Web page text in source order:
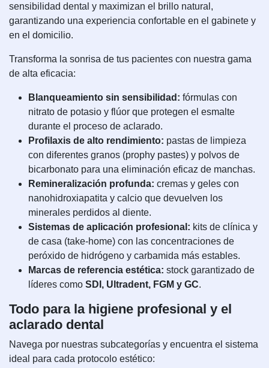
sensibilidad dental y maximizan el brillo natural,
garantizando una experiencia confortable en el gabinete y
en el domicilio.
Transforma la sonrisa de tus pacientes con nuestra gama
de alta eficacia:
Blanqueamiento sin sensibilidad: fórmulas con
nitrato de potasio y flúor que protegen el esmalte
durante el proceso de aclarado.
Profilaxis de alto rendimiento: pastas de limpieza
con diferentes granos (prophy pastes) y polvos de
bicarbonato para una eliminación eficaz de manchas.
Remineralización profunda: cremas y geles con
nanohidroxiapatita y calcio que devuelven los
minerales perdidos al diente.
Sistemas de aplicación profesional: kits de clínica y
de casa (take-home) con las concentraciones de
peróxido de hidrógeno y carbamida más estables.
Marcas de referencia estética: stock garantizado de
líderes como SDI, Ultradent, FGM y GC.
Todo para la higiene profesional y el
aclarado dental
Navega por nuestras subcategorías y encuentra el sistema
ideal para cada protocolo estético: